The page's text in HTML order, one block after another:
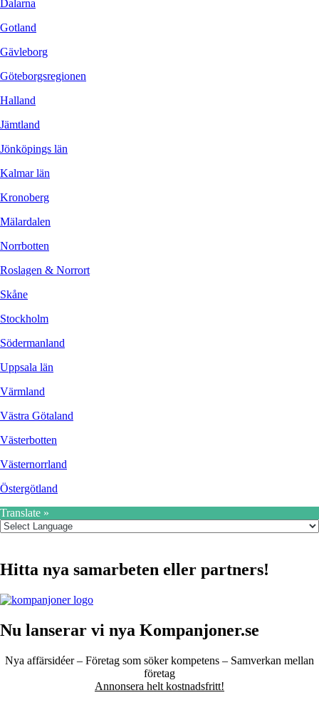
Dalarna
Gotland
Gävleborg
Göteborgsregionen
Halland
Jämtland
Jönköpings län
Kalmar län
Kronoberg
Mälardalen
Norrbotten
Roslagen & Norrort
Skåne
Stockholm
Södermanland
Uppsala län
Värmland
Västra Götaland
Västerbotten
Västernorrland
Östergötland
Translate »
Hitta nya samarbeten eller partners!
Nu lanserar vi nya Kompanjoner.se
Nya affärsidéer – Företag som söker kompetens – Samverkan mellan
företag
Annonsera helt kostnadsfritt!